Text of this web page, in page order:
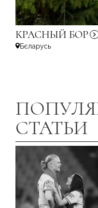
КРАСНЫЙ БОР
Бєларусь
СТАТЬИ